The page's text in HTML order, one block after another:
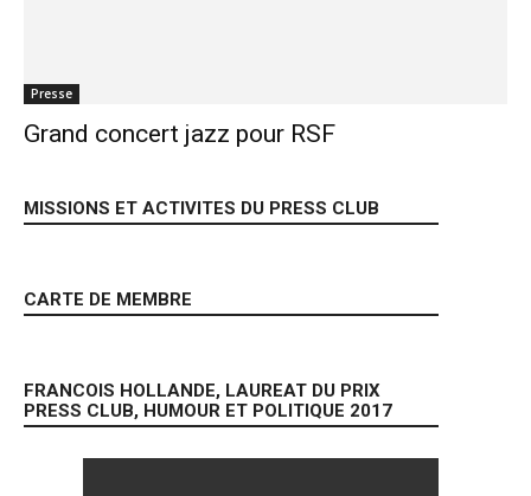
Presse
Grand concert jazz pour RSF
MISSIONS ET ACTIVITES DU PRESS CLUB
CARTE DE MEMBRE
FRANCOIS HOLLANDE, LAUREAT DU PRIX
PRESS CLUB, HUMOUR ET POLITIQUE 2017